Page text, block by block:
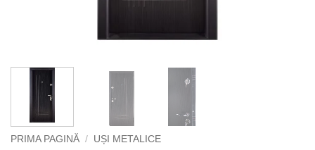
PRIMA PAGINĂ / UȘI METALICE